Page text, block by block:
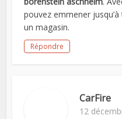
pouvez emmener
un magasin.
Répondre
CarFire
12